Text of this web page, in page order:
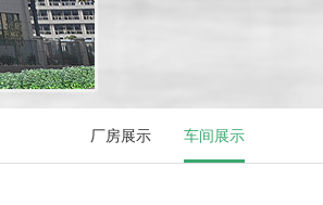
厂房展示 车间展示